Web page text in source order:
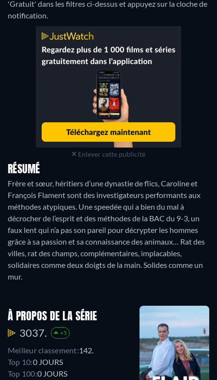
'Gratuit' dans les filtres ci-dessus et appuyez sur la cloche de
notification.
Enlever cette publicité
RÉSUMÉ
Frère et sœur, héritiers d’une dynastie de flics, Caroline et
François Flament sont des investigateurs performants aux
méthodes atypiques. Une speedée qui a bien du mal à
décrocher de l’esprit et des méthodes de la BAC du 9-3, un
faux lent qui n’a pas son pareil pour décrypter les hommes
grâce à sa passion et sa connaissance des animaux… Rat des
villes, rat des champs, complémentaires, implacables,
solidaires comme deux doigts de la main. Solides comme un
mur.
À PROPOS DE LA SÉRIE
3037. +5
Meilleur classement:142.
Top 10:0 JOURS
Top 100:0 JOURS